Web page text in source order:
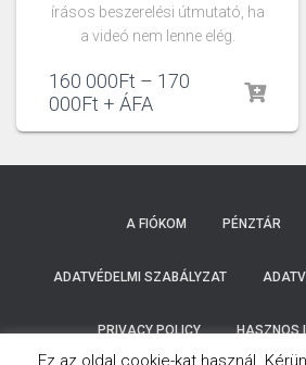
írásos beszerelési útmutató, ha
a videó nem lenne elég.
160 000Ft – 170
000Ft + ÁFA
A FIÓKOM PÉNZTÁR
ADATVÉDELMI SZABÁLYZAT
PRIVACY POLICY HASZNOS
Ez az oldal cookie-kat használ.